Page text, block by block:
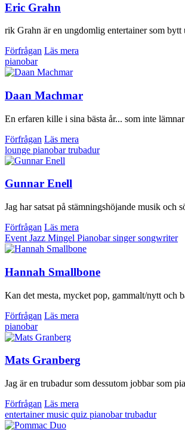
Eric Grahn
rik Grahn är en ungdomlig entertainer som
Förfrågan Läs mera
pianobar
Daan Machmar
En erfaren kille i sina bästa år... som inte
Förfrågan Läs mera
lounge pianobartrubadur
Gunnar Enell
Jag har satsat på stämningshöjande musik
Förfrågan Läs mera
Event Jazz Mingel Pianobarsinger songwriter
Hannah Smallbone
Kan det mesta, mycket pop, gammalt/nytt och
Förfrågan Läs mera
pianobar
Mats Granberg
Jag är en trubadur som dessutom jobbar som
Förfrågan Läs mera
entertainermusic quiz pianobartrubadur